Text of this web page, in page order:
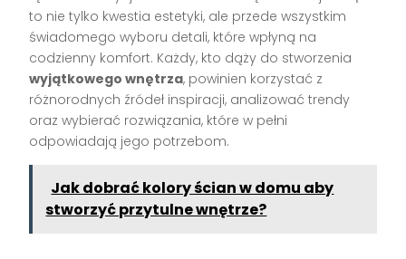
to nie tylko kwestia estetyki, ale przede wszystkim
świadomego wyboru detali, które wpłyną na
codzienny komfort. Każdy, kto dąży do stworzenia
wyjątkowego wnętrza, powinien korzystać z
różnorodnych źródeł inspiracji, analizować trendy
oraz wybierać rozwiązania, które w pełni
odpowiadają jego potrzebom.
Jak dobrać kolory ścian w domu aby
stworzyć przytulne wnętrze?